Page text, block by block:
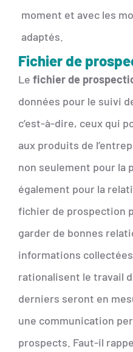
moment et avec les
adaptés.
Fichier de
Le fichier de
données pour le suivi
c’est-à-dire, ceux qui
aux produits de
non seulement pour la
également pour la
fichier de prospection
garder de bonnes
informations
rationalisent le travail
derniers seront en
une communication
prospects. Faut-il